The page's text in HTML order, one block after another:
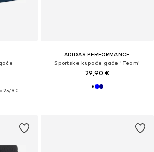
25,19 €
ADIDAS PERFORMANCE
Sportske kupaće gaće 'Team'
29,90 €